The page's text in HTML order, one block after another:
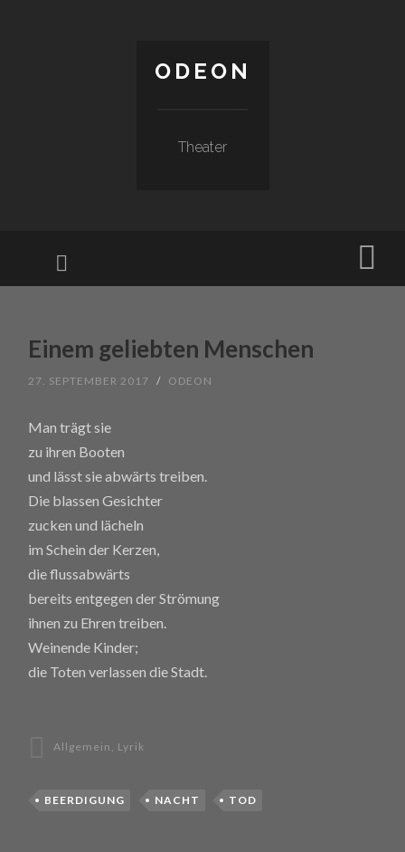
ODEON
Theater
Einem geliebten Menschen
27. SEPTEMBER 2017 / ODEON
Man trägt sie
zu ihren Booten
und lässt sie abwärts treiben.
Die blassen Gesichter
zucken und lächeln
im Schein der Kerzen,
die flussabwärts
bereits entgegen der Strömung
ihnen zu Ehren treiben.
Weinende Kinder;
die Toten verlassen die Stadt.
Allgemein Lyrik
BEERDIGUNG NACHT TOD